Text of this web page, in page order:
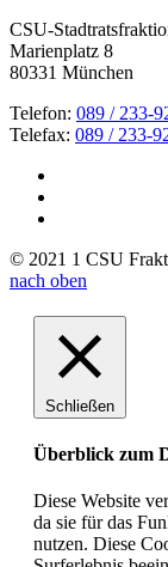
CSU-
Marienplatz 8
80331 München
Telefon: 089 / 233-
Telefax: 089 / 233-
© 2021 1 CSU
nach oben
Schließen
Überblick zum
Diese Website
da sie für das
nutzen. Diese